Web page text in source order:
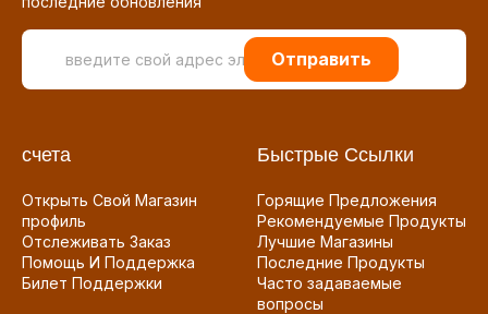
Отправить
счета
Открыть Свой Магазин
профиль
Отслеживать Заказ
Помощь И Поддержка
Билет Поддержки
Быстрые Ссылки
Горящие Предложения
Рекомендуемые Продукты
Лучшие Магазины
Последние Продукты
Часто задаваемые
вопросы